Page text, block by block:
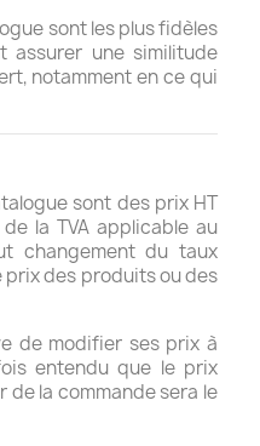
sont les plus fidèles
assurer une similitude
notamment en ce qui
sont des prix HT
la TVA applicable au
changement du taux
des produits ou des
de modifier ses prix à
entendu que le prix
la commande sera le